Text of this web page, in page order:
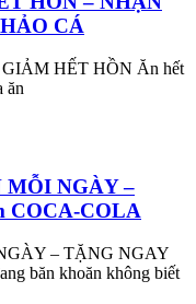
CÁ
HẾT HỒN Ăn hết
ăn
MỖI NGÀY –
COCA-COLA
– TẶNG NGAY
băn khoăn không biết